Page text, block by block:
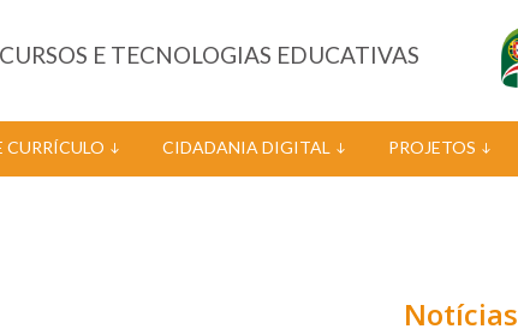
E TECNOLOGIAS EDUCATIVAS
CURRÍCULO CIDADANIA DIGITAL PROJETOS
Notícias